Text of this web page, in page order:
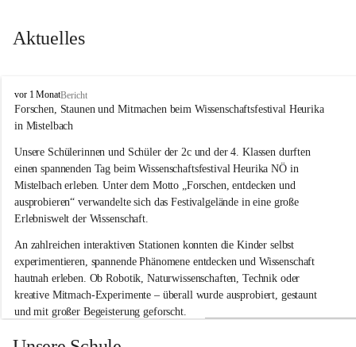
Aktuelles
V
o
l
s
s
c
u
l
e
G
l
o
g
g
n
i
vor 1 MonatBericht
Forschen, Staunen und Mitmachen beim Wissenschaftsfestival Heurika
in Mistelbach
Unsere Schülerinnen und Schüler der 2c und der 4. Klassen durften
einen spannenden Tag beim Wissenschaftsfestival Heurika NÖ in
Mistelbach erleben. Unter dem Motto „Forschen, entdecken und
ausprobieren“ verwandelte sich das Festivalgelände in eine große
Erlebniswelt der Wissenschaft.
An zahlreichen interaktiven Stationen konnten die Kinder selbst
experimentieren, spannende Phänomene entdecken und Wissenschaft
hautnah erleben. Ob Robotik, Naturwissenschaften, Technik oder
kreative Mitmach-Experimente – überall wurde ausprobiert, gestaunt
und mit großer Begeisterung geforscht.
Besonders beeindruckend war, dass Wissenschaftlerinnen und